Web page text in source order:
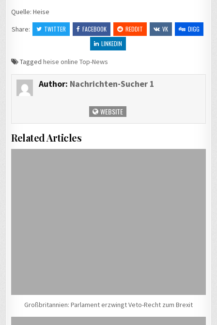
Quelle: Heise
Share:
TWITTER FACEBOOK REDDIT VK
DIGG
LINKEDIN
Taggedheise online Top-News
Author: Nachrichten-Sucher 1
WEBSITE
Related Articles
Großbritannien: Parlament erzwingt Veto-Recht zum Brexit